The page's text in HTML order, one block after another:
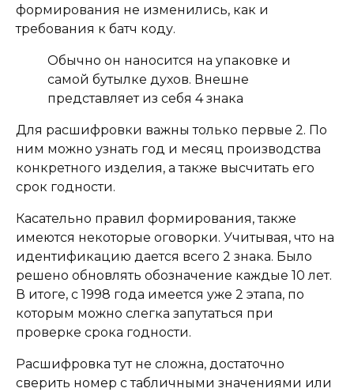
формирования не изменились, как и
требования к батч коду.
Обычно он наносится на упаковке и
самой бутылке духов. Внешне
представляет из себя 4 знака
Для расшифровки важны только первые 2. По
ним можно узнать год и месяц производства
конкретного изделия, а также высчитать его
срок годности.
Касательно правил формирования, также
имеются некоторые оговорки. Учитывая, что на
идентификацию дается всего 2 знака. Было
решено обновлять обозначение каждые 10 лет.
В итоге, с 1998 года имеется уже 2 этапа, по
которым можно слегка запутаться при
проверке срока годности.
Расшифровка тут не сложна, достаточно
сверить номер с табличными значениями или